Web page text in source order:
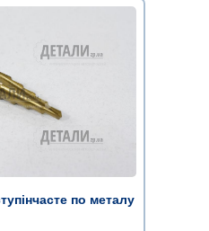
по металу